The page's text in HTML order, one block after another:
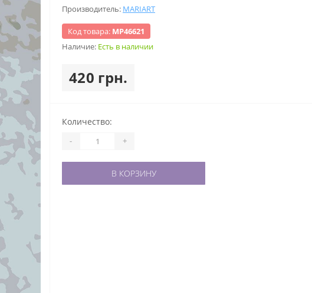
Производитель: MARIART
Код товара: МР46621
Наличие: Есть в наличии
420 грн.
Количество:
- +
В КОРЗИНУ